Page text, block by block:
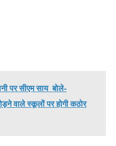
पर सीएम साय बोले-
वाले स्कूलों पर होगी कठोर